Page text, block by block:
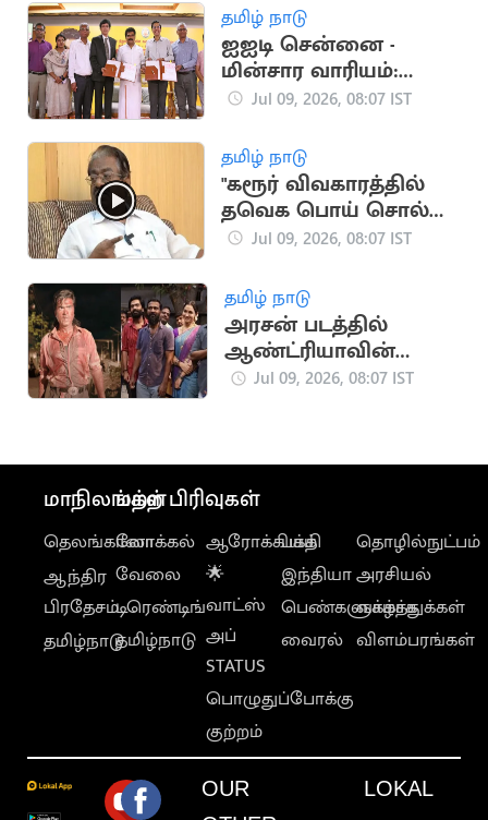
தமிழ் நாடு
ஐஐடி சென்னை -
மின்சார வாரியம்:
நீடித்த
ஒப்பந்தம்
Jul 09, 2026, 08:07 IST
தமிழ் நாடு
"கரூர் விவகாரத்தில்
தவெக பொய் சொல்லி
வருகிறது".. டி.கே.எஸ்.
Jul 09, 2026, 08:07 IST
தமிழ் நாடு
அரசன் படத்தில்
ஆண்ட்ரியாவின்
மகனாக எஸ்டிஆர்?
Jul 09, 2026, 08:07 IST
மாநிலங்கள்
தெலங்கானா
ஆந்திர
பிரதேசம்
தமிழ்நாடு
மற்ற பிரிவுகள்
லோக்கல்
வேலை
டிரெண்டிங்
தமிழ்நாடு
ஆரோக்கியம்
🌟
வாட்ஸ்
அப்
STATUS
பொழுதுப்போக்கு
குற்றம்
பக்தி
இந்தியா
பெண்களுக்காக
வைரல்
தொழில்நுட்பம்
அரசியல்
வாழ்த்துக்கள்
விளம்பரங்கள்
OUR
LOKAL